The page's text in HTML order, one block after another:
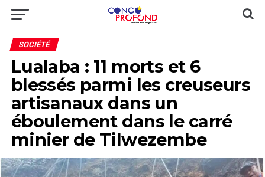
SOCIÉTÉ
Lualaba : 11 morts et 6
blessés parmi les creuseurs
artisanaux dans un
éboulement dans le carré
minier de Tilwezembe